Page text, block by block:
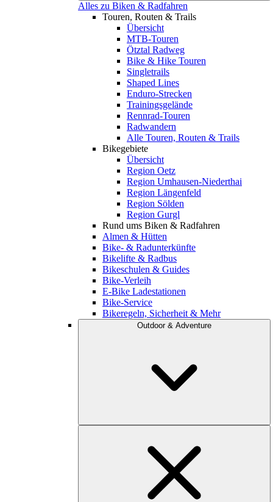
Alles zu Biken & Radfahren
Touren, Routen & Trails
Übersicht
MTB-Touren
Ötztal Radweg
Bike & Hike Touren
Singletrails
Shaped Lines
Enduro-Strecken
Trainingsgelände
Rennrad-Touren
Radwandern
Alle Touren, Routen & Trails
Bikegebiete
Übersicht
Region Oetz
Region Umhausen-Niederthai
Region Längenfeld
Region Sölden
Region Gurgl
Rund ums Biken & Radfahren
Almen & Hütten
Bike- & Radunterkünfte
Bikelifte & Radbus
Bikeschulen & Guides
Bike-Verleih
E-Bike Ladestationen
Bike-Service
Bikeregeln, Sicherheit & Mehr
Outdoor & Adventure